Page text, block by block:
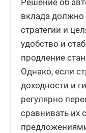
Решение об
вклада должно
стратегии и
удобство и
продление
Однако, если
доходности и
регулярно
сравнивать их